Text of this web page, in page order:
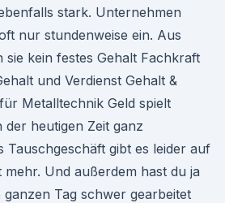
stark. Unternehmen
nur stundenweise ein. Aus
sie kein festes Gehalt Fachkraft
und Verdienst Gehalt &
Metalltechnik Geld spielt
der heutigen Zeit ganz
Tauschgeschäft gibt es leider auf
Und außerdem hast du ja
Tag schwer gearbeitet